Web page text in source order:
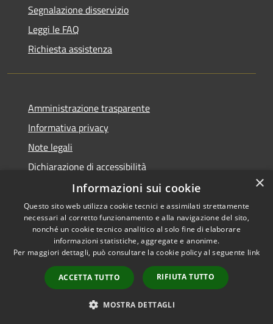
Segnalazione disservizio
Leggi le FAQ
Richiesta assistenza
Amministrazione trasparente
Informativa privacy
Note legali
Dichiarazione di accessibilità
Accessibilità
Privacy
Mappa del sito
Copyright © 2026 • Comune di
Casperia • Powered by
Municipium•Accesso
redazione
×
Informazioni sui cookie
Questo sito web utilizza cookie tecnici e assimilati strettamente
necessari al corretto funzionamento e alla navigazione del sito,
nonché un cookie tecnico analitico al solo fine di elaborare
informazioni statistiche, aggregate e anonime.
Per maggiori dettagli, può consultare la cookie policy al seguente link
ACCETTA TUTTO RIFIUTA TUTTO
MOSTRA DETTAGLI